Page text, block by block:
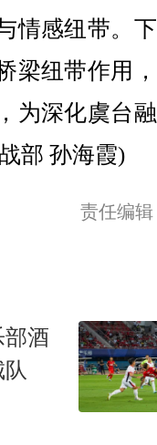
情感纽带。
梁纽带作用
为深化虞台
部 孙海霞)
责任编
部酒